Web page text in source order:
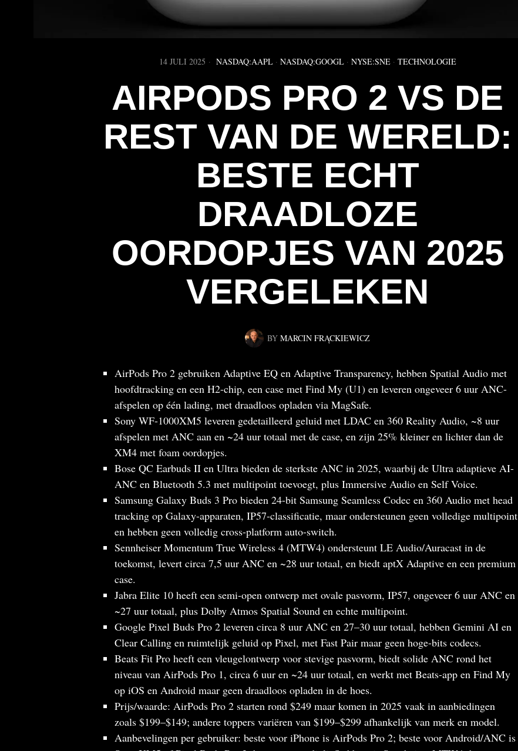
14 JULI 2025 NASDAQ:AAPL · NASDAQ:GOOGL · NYSE:SNE · TECHNOLOGIE
AIRPODS PRO 2 VS DE
REST VAN DE WERELD:
BESTE ECHT
DRAADLOZE
OORDOPJES VAN 2025
VERGELEKEN
BY MARCIN FRĄCKIEWICZ
AirPods Pro 2 gebruiken Adaptive EQ en Adaptive Transparency, hebben Spatial Audio met
hoofdtracking en een H2-chip, een case met Find My (U1) en leveren ongeveer 6 uur ANC-
afspelen op één lading, met draadloos opladen via MagSafe.
Sony WF-1000XM5 leveren gedetailleerd geluid met LDAC en 360 Reality Audio, ~8 uur
afspelen met ANC aan en ~24 uur totaal met de case, en zijn 25% kleiner en lichter dan de
XM4 met foam oordopjes.
Bose QC Earbuds II en Ultra bieden de sterkste ANC in 2025, waarbij de Ultra adaptieve AI-
ANC en Bluetooth 5.3 met multipoint toevoegt, plus Immersive Audio en Self Voice.
Samsung Galaxy Buds 3 Pro bieden 24-bit Samsung Seamless Codec en 360 Audio met head
tracking op Galaxy-apparaten, IP57-classificatie, maar ondersteunen geen volledige multipoint
en hebben geen volledig cross-platform auto-switch.
Sennheiser Momentum True Wireless 4 (MTW4) ondersteunt LE Audio/Auracast in de
toekomst, levert circa 7,5 uur ANC en ~28 uur totaal, en biedt aptX Adaptive en een premium
case.
Jabra Elite 10 heeft een semi-open ontwerp met ovale pasvorm, IP57, ongeveer 6 uur ANC en
~27 uur totaal, plus Dolby Atmos Spatial Sound en echte multipoint.
Google Pixel Buds Pro 2 leveren circa 8 uur ANC en 27–30 uur totaal, hebben Gemini AI en
Clear Calling en ruimtelijk geluid op Pixel, met Fast Pair maar geen hoge-bits codecs.
Beats Fit Pro heeft een vleugelontwerp voor stevige pasvorm, biedt solide ANC rond het
niveau van AirPods Pro 1, circa 6 uur en ~24 uur totaal, en werkt met Beats-app en Find My
op iOS en Android maar geen draadloos opladen in de hoes.
Prijs/waarde: AirPods Pro 2 starten rond $249 maar komen in 2025 vaak in aanbiedingen
zoals $199–$149; andere toppers variëren van $199–$299 afhankelijk van merk en model.
Aanbevelingen per gebruiker: beste voor iPhone is AirPods Pro 2; beste voor Android/ANC is